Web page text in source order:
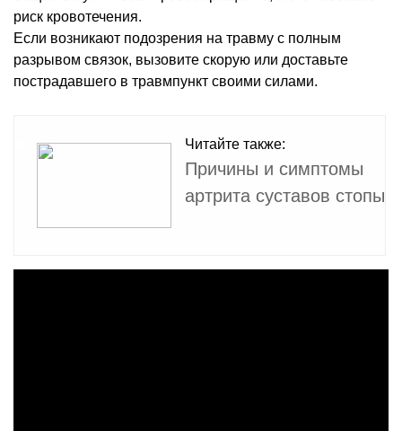
риск кровотечения.
Если возникают подозрения на травму с полным
разрывом связок, вызовите скорую или доставьте
пострадавшего в травмпункт своими силами.
Читайте также:
Причины и симптомы
артрита суставов стопы